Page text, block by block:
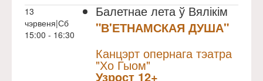
13
чэрвеня|Сб
15:00 - 16:30
Балетнае лета ў Вялікім
"В'ЕТНАМСКАЯ ДУША"
Канцэрт опернага тэатра
"Хо Гыом"
Узрoст 12+